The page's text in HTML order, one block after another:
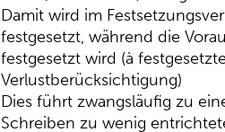
Damit wird im
festgesetzt, während die
festgesetzt wird (à
Verlustberücksichtigung)
Dies führt zwangsläufig zu
Schreiben zu wenig